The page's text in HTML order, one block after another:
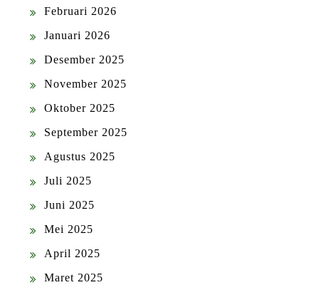
Februari 2026
Januari 2026
Desember 2025
November 2025
Oktober 2025
September 2025
Agustus 2025
Juli 2025
Juni 2025
Mei 2025
April 2025
Maret 2025